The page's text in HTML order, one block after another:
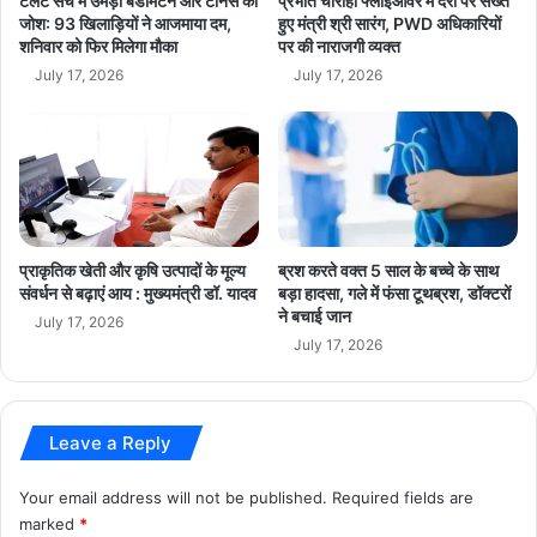
त
की
लों
की
स्वी
कृ
ति
ग
ति
ख्य
मं
त्री
डॉ
.
या
जोश: 93 खिलाड़ियों ने आजमाया दम,
शनिवार को फिर मिलेगा मौका
July 17, 2026
हुए मंत्री श्री सारंग, PWD अधिकारियों
पर की नाराजगी व्यक्त
July 17, 2026
प्राकृतिक खेती और कृषि उत्पादों के मूल्य
संवर्धन से बढ़ाएं आय : मुख्यमंत्री डॉ. यादव
July 17, 2026
ब्रश करते वक्त 5 साल के बच्चे के साथ
बड़ा हादसा, गले में फंसा टूथब्रश, डॉक्टरों
ने बचाई जान
July 17, 2026
Leave a Reply
Your email address will not be published. Required fields are
marked *